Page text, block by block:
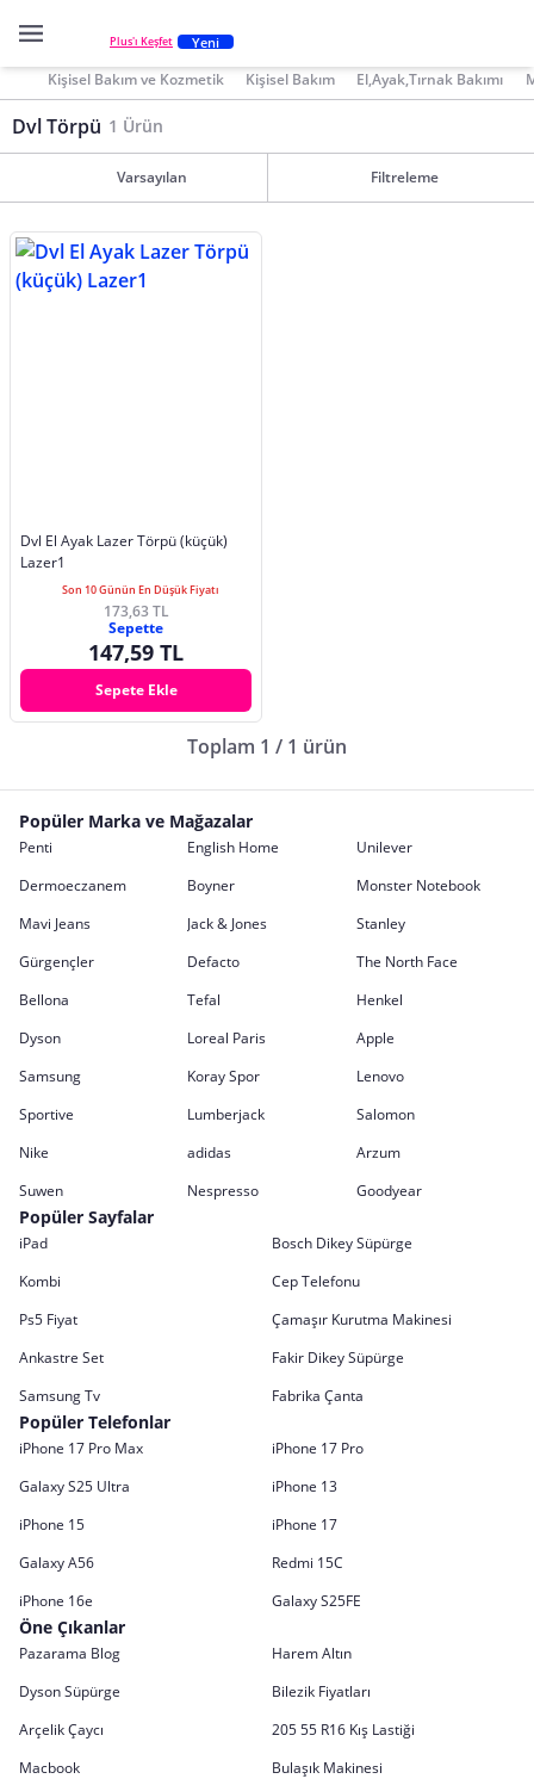
Plus'ı Keşfet Yeni
Kişisel Bakım ve Kozmetik Kişisel Bakım El,Ayak,Tırnak Bakımı
Dvl Törpü 1 Ürün
Varsayılan Filtreleme
Dvl El Ayak Lazer Törpü (küçük)
Lazer1
Son 10 Günün En Düşük Fiyatı
173,63 TL
Sepette
147,59 TL
Sepete Ekle
Toplam 1 / 1 ürün
Popüler Marka ve Mağazalar
Penti English Home
Unilever
Dermoeczanem
Boyner
Monster Notebook
Mavi Jeans
Jack & Jones
Stanley
Gürgençler
Defacto
The North Face
Bellona
Tefal
Henkel
Dyson
Loreal Paris
Apple
Samsung
Koray Spor
Lenovo
Sportive
Lumberjack
Salomon
Nike
adidas
Arzum
Suwen
Nespresso Goodyear
Popüler Sayfalar
iPad
Bosch Dikey Süpürge
Kombi
Cep Telefonu
Ps5 Fiyat
Çamaşır Kurutma Makinesi
Ankastre Set
Fakir Dikey Süpürge
Samsung Tv
Fabrika Çanta
Popüler Telefonlar
iPhone 17 Pro Max
iPhone 17 Pro
Galaxy S25 Ultra
iPhone 13
iPhone 15
iPhone 17
Galaxy A56
Redmi 15C
iPhone 16e
Galaxy S25FE
Öne Çıkanlar
Pazarama Blog
Harem Altın
Dyson Süpürge
Bilezik Fiyatları
Arçelik Çaycı
205 55 R16 Kış Lastiği
Macbook
Bulaşık Makinesi